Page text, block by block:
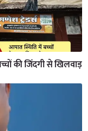
की जिंदगी से खिलवाड़